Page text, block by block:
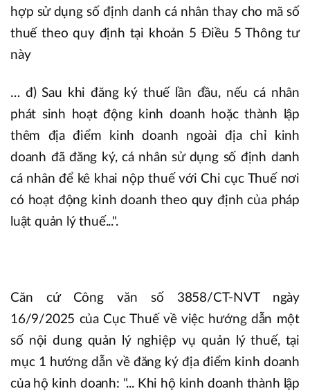
hợp sử dụng số định danh cá nhân thay cho mã số
thuế theo quy định tại khoản 5 Điều 5 Thông tư
này
… đ) Sau khi đăng ký thuế lần đầu, nếu cá nhân
phát sinh hoạt động kinh doanh hoặc thành lập
thêm địa điểm kinh doanh ngoài địa chỉ kinh
doanh đã đăng ký, cá nhân sử dụng số định danh
cá nhân để kê khai nộp thuế với Chi cục Thuế nơi
có hoạt động kinh doanh theo quy định của pháp
luật quản lý thuế...".
Căn cứ Công văn số 3858/CT-NVT ngày
16/9/2025 của Cục Thuế về việc hướng dẫn một
số nội dung quản lý nghiệp vụ quản lý thuế, tại
mục 1 hướng dẫn về đăng ký địa điểm kinh doanh
của hộ kinh doanh: "... Khi hộ kinh doanh thành lập